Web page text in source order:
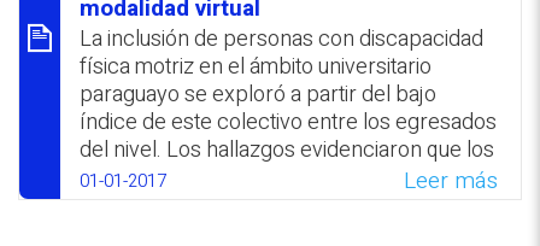
modalidad virtual
La inclusión de personas con discapacidad
física motriz en el ámbito universitario
paraguayo se exploró a partir del bajo
índice de este colectivo entre los egresados
del nivel. Los hallazgos evidenciaron que los
principales factores que inciden en la
inclusión de personas con esta disfunción
01-01-2017 Leer más